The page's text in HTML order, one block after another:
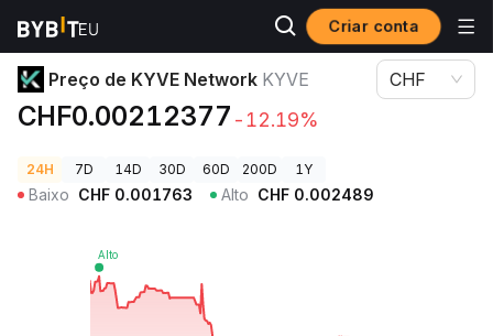
Criar conta
Preços de Criptomoedas Preço de KYVE Network KYVE
Preço de KYVE Network KYVE
CHF0.00212377 -12.19%
CHF
24H 7D 14D 30D 60D 200D 1Y
Baixo CHF 0.001763 Alto CHF 0.002489